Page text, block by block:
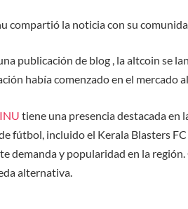
compartió la noticia con su
publicación de blog , la altcoin se
había comenzado en el mercado
tiene una presencia destacada en
fútbol, ​​incluido el Kerala Blasters
demanda y popularidad en la
alternativa.